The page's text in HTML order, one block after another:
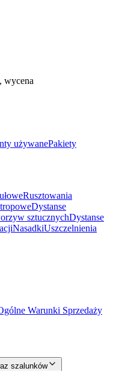
wycena
używanePakiety
Rusztowania
Dystanse
sztucznychDystanse
NasadkiUszczelnienia
Warunki Sprzedaży
szalunków